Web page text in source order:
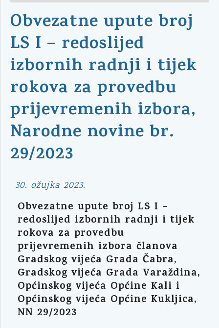
Obvezatne upute broj
LS I – redoslijed
izbornih radnji i tijek
rokova za provedbu
prijevremenih izbora,
Narodne novine br.
29/2023
30. ožujka 2023.
Obvezatne upute broj LS I –
redoslijed izbornih radnji i tijek
rokova za provedbu
prijevremenih izbora članova
Gradskog vijeća Grada Čabra,
Gradskog vijeća Grada Varaždina,
Općinskog vijeća Općine Kali i
Općinskog vijeća Općine Kukljica,
NN 29/2023